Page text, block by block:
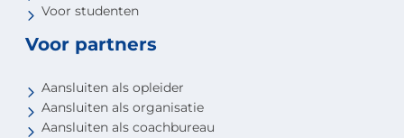
Voor studenten
Voor partners
Aansluiten als opleider
Aansluiten als organisatie
Aansluiten als coachbureau